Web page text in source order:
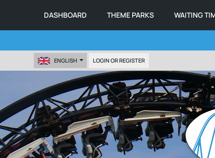
DASHBOARD THEME PARKS WAITING
ENGLISH LOGIN OR REGISTER